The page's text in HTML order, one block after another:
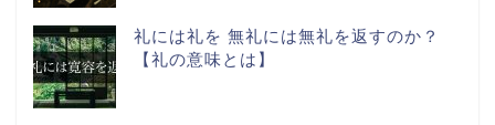
礼には礼を 無礼には無礼を返すのか？
【礼の意味とは】